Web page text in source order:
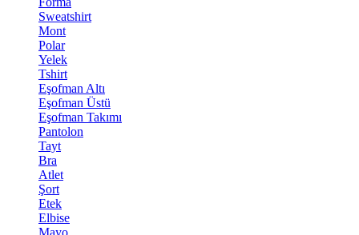
Sweatshirt
Mont
Polar
Yelek
Tshirt
Eşofman Altı
Eşofman Üstü
Eşofman Takımı
Pantolon
Tayt
Bra
Atlet
Şort
Etek
Elbise
Mayo